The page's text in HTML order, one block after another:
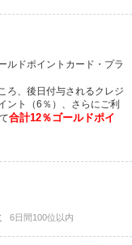
ルドポイントカード・プラ
ろ、後日付与されるクレジ
ント（6％）、さらにご利
合計12％ゴールドポイ
6日間100位以内